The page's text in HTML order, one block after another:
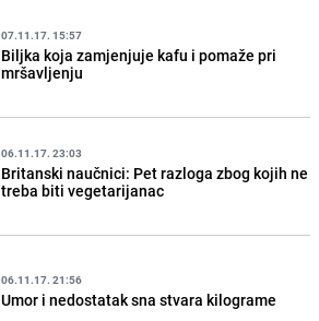
07.11.17. 15:57
Biljka koja zamjenjuje kafu i pomaže pri
mršavljenju
06.11.17. 23:03
Britanski naučnici: Pet razloga zbog kojih ne
treba biti vegetarijanac
06.11.17. 21:56
Umor i nedostatak sna stvara kilograme